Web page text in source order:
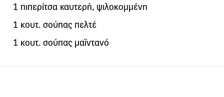
1 πιπερίτσα καυτερή, ψιλοκομμένη
1 κουτ. σούπας πελτέ
1 κουτ. σούπας μαϊντανό